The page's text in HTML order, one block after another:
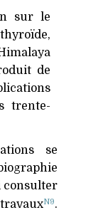
sur le
de
trente-
se
consulter
N9.